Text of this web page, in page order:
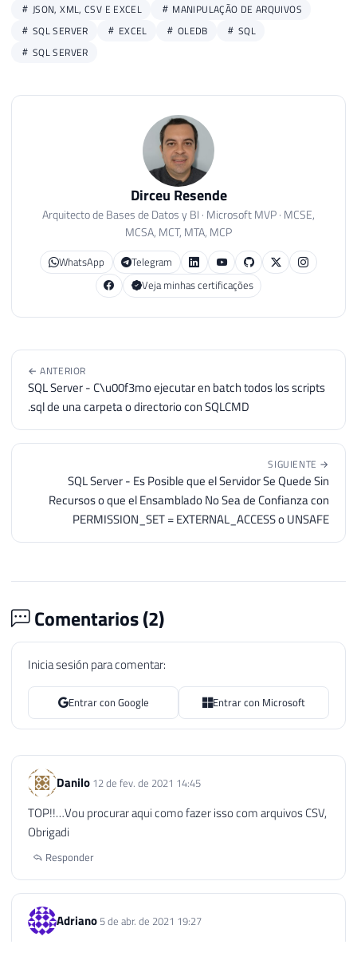
JSON, XML, CSV E EXCEL
MANIPULAÇÃO DE ARQUIVOS
SQL SERVER
EXCEL OLEDB
SQL
SQL SERVER
Dirceu Resende
Arquitecto de Bases de Datos y BI · Microsoft MVP · MCSE,
MCSA, MCT, MTA, MCP
WhatsApp
Telegram
Veja minhas certificações
← ANTERIOR
SQL Server - C\u00f3mo ejecutar en batch todos los scripts
.sql de una carpeta o directorio con SQLCMD
SIGUIENTE →
SQL Server - Es Posible que el Servidor Se Quede Sin
Recursos o que el Ensamblado No Sea de Confianza con
PERMISSION_SET = EXTERNAL_ACCESS o UNSAFE
Comentarios (2)
Inicia sesión para comentar:
Entrar con Google Entrar con Microsoft
Danilo 12 de fev. de 2021 14:45
TOP!!…Vou procurar aqui como fazer isso com arquivos CSV,
Obrigadi
Responder
Adriano 5 de abr. de 2021 19:27